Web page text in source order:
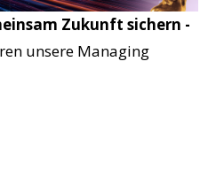
Zukunft sichern -
unsere Managing